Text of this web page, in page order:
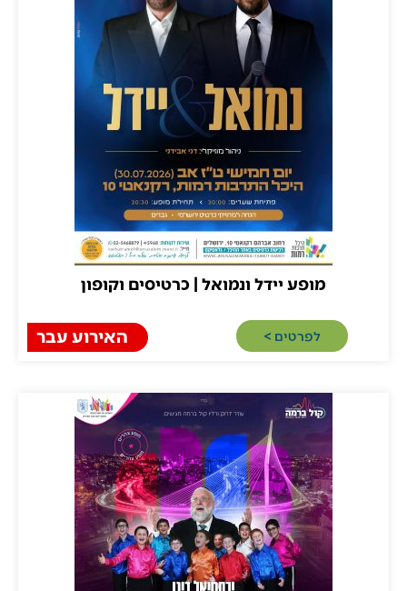
מופע יידל ונמואל | כרטיסים וקופון
לפרטים >​ האירוע עבר